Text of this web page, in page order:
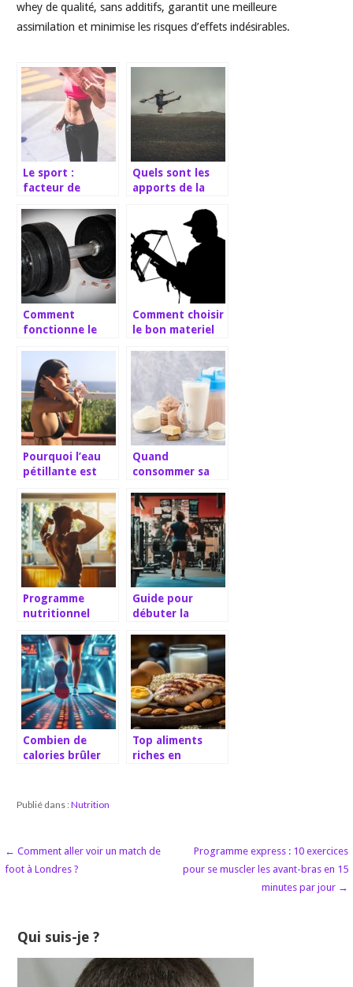
whey de qualité, sans additifs, garantit une meilleure
assimilation et minimise les risques d’effets indésirables.
Le sport :
facteur de
personnel
Quels sont les
apports de la
chez l’homme ?
Comment
fonctionne le
Comment choisir
le bon materiel
Pourquoi l’eau
pétillante est
récupération
accrue après
l’effort
Quand
consommer sa
sur la journée ?
Programme
nutritionnel
triceps :
solutions 100%
maison
Guide pour
débuter la
conseils et
astuces sur les
macronutriments
essentiels à
votre
progression
Combien de
calories brûler
pour choisir les
perte de poids
Top aliments
riches en
Publié dans :Nutrition
Navigation
← Comment aller voir un match de
foot à Londres ?
Programme express : 10 exercices
pour se muscler les avant-bras en 15
minutes par jour →
Qui suis-je ?